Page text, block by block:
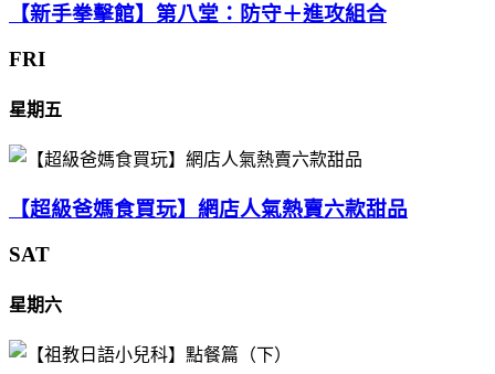
【新手拳擊館】第八堂：防守＋進攻組合
FRI
星期五
【超級爸媽食買玩】網店人氣熱賣六款甜品
SAT
星期六